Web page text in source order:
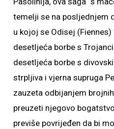
temelji se na posljednjem
u kojoj se Odisej (Fiennes)
desetljeća borbe s
desetljeća borbe s
strpljiva i vjerna supruga
zauzeta odbijanjem
preuzeti njegovo
previše povrijeđen da bi